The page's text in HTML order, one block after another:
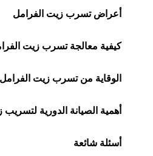
أعراض تسرب زيت الفرامل
كيفية معالجة تسرب زيت
الوقاية من تسرب زيت
أهمية الصيانة الدورية
أسئلة شائعة